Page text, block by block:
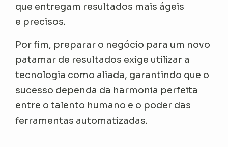
que entregam resultados mais ágeis
e precisos.
Por fim, preparar o negócio para um novo
patamar de resultados exige utilizar a
tecnologia como aliada, garantindo que o
sucesso dependa da harmonia perfeita
entre o talento humano e o poder das
ferramentas automatizadas.